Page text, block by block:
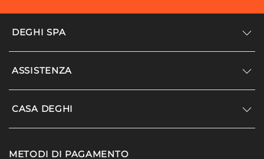
DEGHI SPA
Accedi/Registrati
Modello organizzativo e codice etico
ASSISTENZA
Supporto
Agevolazioni fiscali
CASA DEGHI
METODI DI PAGAMENTO